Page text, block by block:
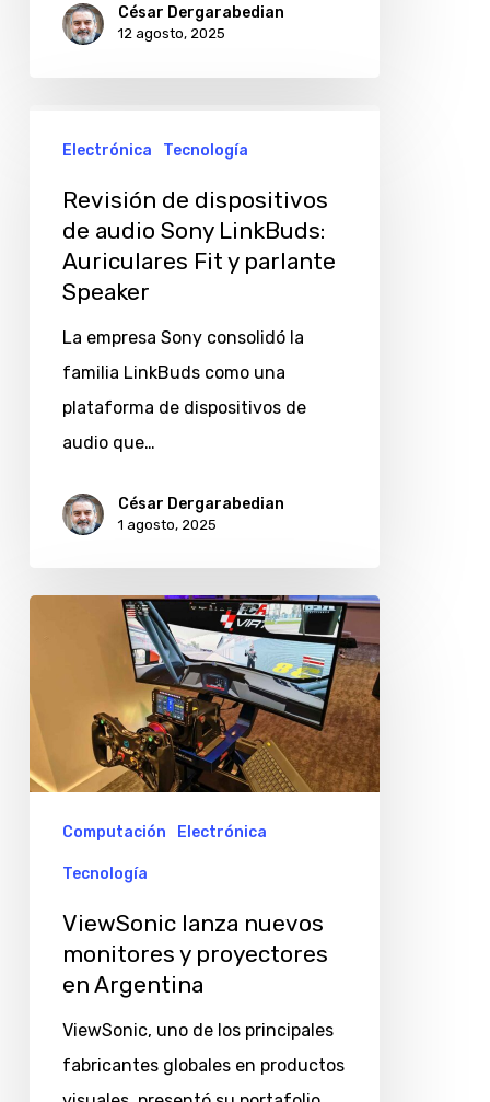
César Dergarabedian
12 agosto, 2025
dispositivos
audio
Sony
LinkBuds:
Auriculares
Speaker
Electrónica Tecnología
Revisión de dispositivos
de audio Sony LinkBuds:
Auriculares Fit y parlante
Speaker
La empresa Sony consolidó la
familia LinkBuds como una
plataforma de dispositivos de
audio que…
César Dergarabedian
1 agosto, 2025
monitores
proyectores
Computación Electrónica
Tecnología
ViewSonic lanza nuevos
monitores y proyectores
en Argentina
ViewSonic, uno de los principales
fabricantes globales en productos